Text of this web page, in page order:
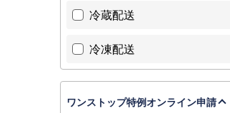
冷蔵配送
冷凍配送
ワンストップ特例オンライン申請